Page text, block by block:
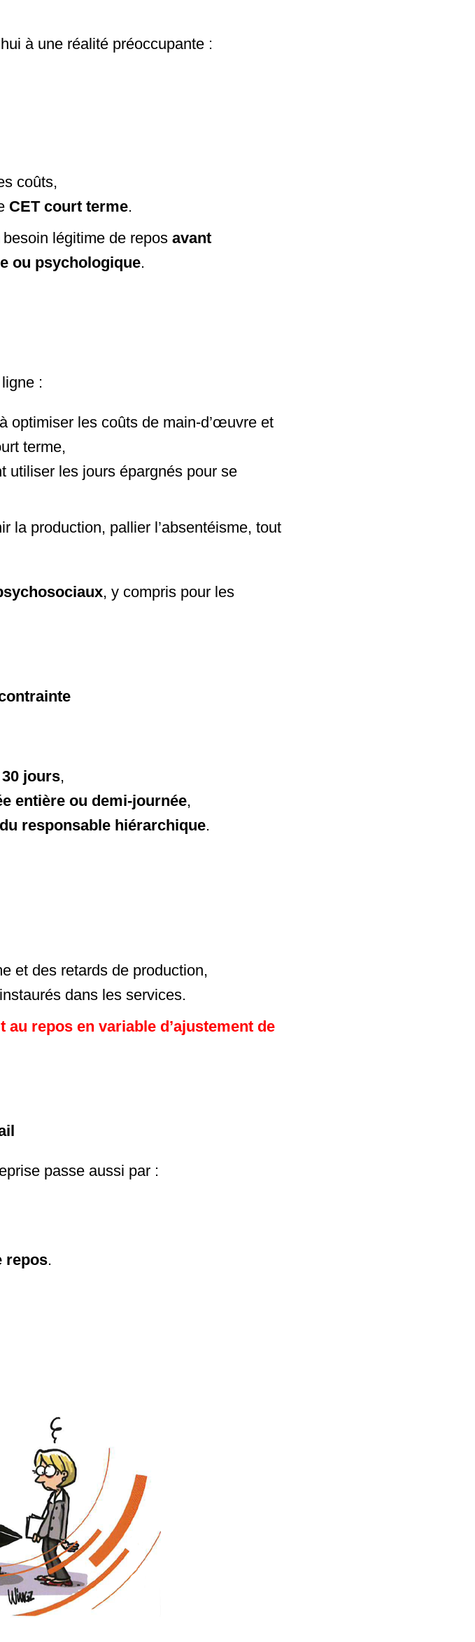
à une réalité préoccupante :
coûts,
CET court terme.
légitime de repos avant
ou psychologique.
:
optimiser les coûts de main-d’œuvre et
terme,
utiliser les jours épargnés pour se
la production, pallier l’absentéisme, tout
, y compris pour les
jours,
entière ou demi-journée,
responsable hiérarchique.
et des retards de production,
dans les services.
repos en variable d’ajustement de
passe aussi par :
repos.